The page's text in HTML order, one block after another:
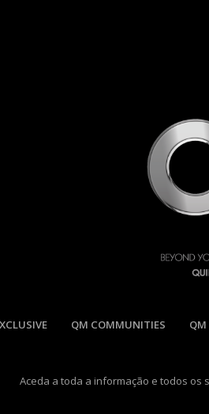
QM COMMUNITIES QM
Aceda a toda a informação e todos os